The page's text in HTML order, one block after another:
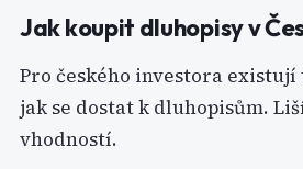
Jak koupit dluhopisy v
Pro českého investora
jak se dostat k dluhopisům.
vhodností.